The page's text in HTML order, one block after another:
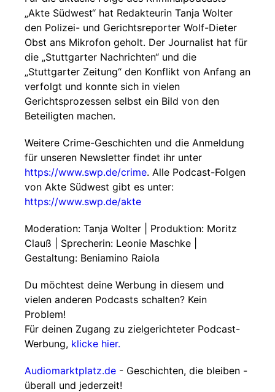
„Akte Südwest“ hat Redakteurin Tanja Wolter
den Polizei- und Gerichtsreporter Wolf-Dieter
Obst ans Mikrofon geholt. Der Journalist hat für
die „Stuttgarter Nachrichten“ und die
„Stuttgarter Zeitung“ den Konflikt von Anfang an
verfolgt und konnte sich in vielen
Gerichtsprozessen selbst ein Bild von den
Beteiligten machen.
Weitere Crime-Geschichten und die Anmeldung
für unseren Newsletter findet ihr unter
https://www.swp.de/crime. Alle Podcast-Folgen
von Akte Südwest gibt es unter:
https://www.swp.de/akte
Moderation: Tanja Wolter | Produktion: Moritz
Clauß | Sprecherin: Leonie Maschke |
Gestaltung: Beniamino Raiola
Du möchtest deine Werbung in diesem und
vielen anderen Podcasts schalten? Kein
Problem!
Für deinen Zugang zu zielgerichteter Podcast-
Werbung, klicke hier.
Audiomarktplatz.de - Geschichten, die bleiben -
überall und jederzeit!